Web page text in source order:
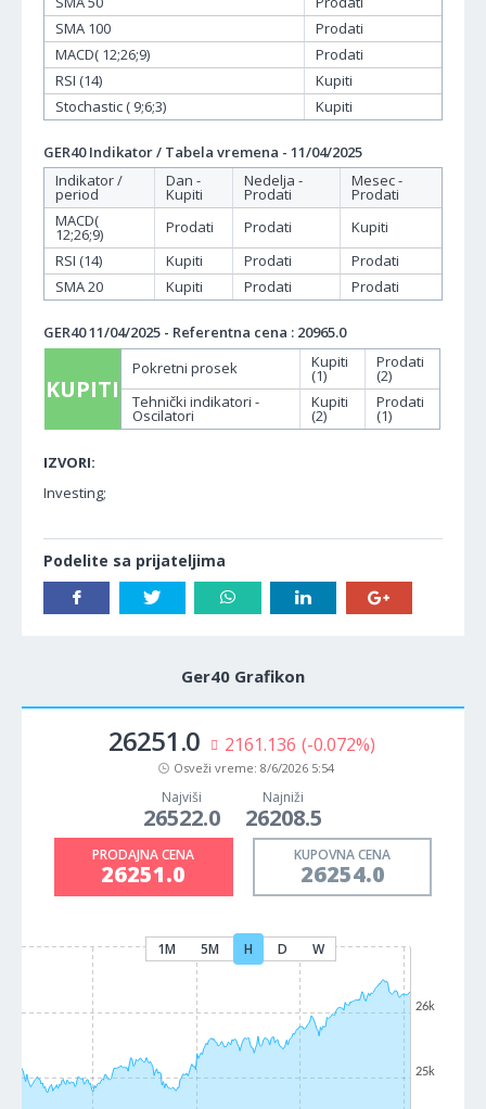
SMA 100
Prodati
MACD( 12;26;9)
Prodati
RSI (14)
Kupiti
Stochastic ( 9;6;3)
Kupiti
GER40 Indikator / Tabela vremena - 11/04/2025
Indikator /
period
Dan -
Kupiti
Nedelja -
Prodati
Mesec -
Prodati
MACD(
12;26;9) Prodati Prodati
Kupiti
RSI (14)
Kupiti Prodati
Prodati
SMA 20
Kupiti Prodati Prodati
GER40 11/04/2025 - Referentna cena : 20965.0
KUPITI
Pokretni prosek Kupiti
(1)
Prodati
(2)
Tehnički indikatori -
Oscilatori
Kupiti
(2)
Prodati
(1)
IZVORI:
Investing;
Podelite sa prijateljima
Ger40 Grafikon
26251.0 2161.136 (-0.072%)
Osveži vreme: 8/6/2026 5:54
Najviši
26522.0
Najniži
26208.5
PRODAJNA CENA
26251.0
KUPOVNA CENA
26254.0
1M 5M H D W
25k
26k